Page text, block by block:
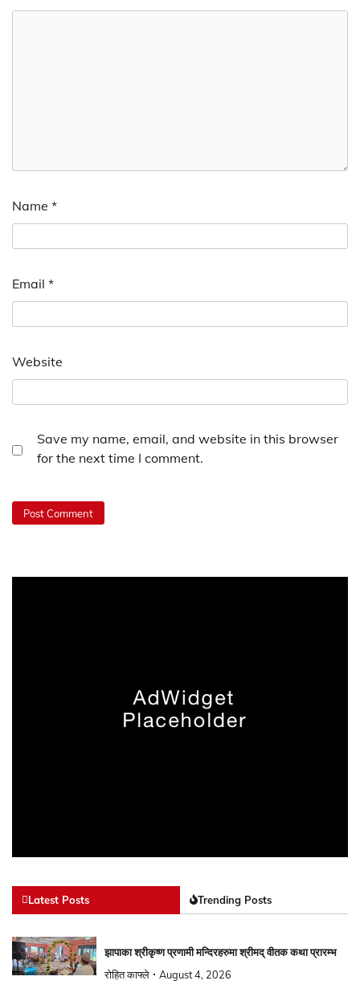
Name *
Email *
Website
Save my name, email, and website in this browser
for the next time I comment.
Latest Posts Trending Posts
झापाका श्रीकृष्ण प्रणामी मन्दिरहरुमा श्रीमद् वीतक कथा प्रारम्भ
रोहित काफ्ले August 4, 2026